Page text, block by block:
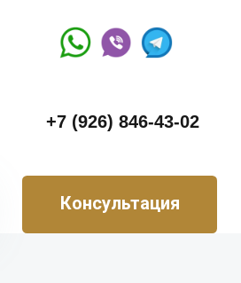
+7 (926) 846-43-02
Консультация